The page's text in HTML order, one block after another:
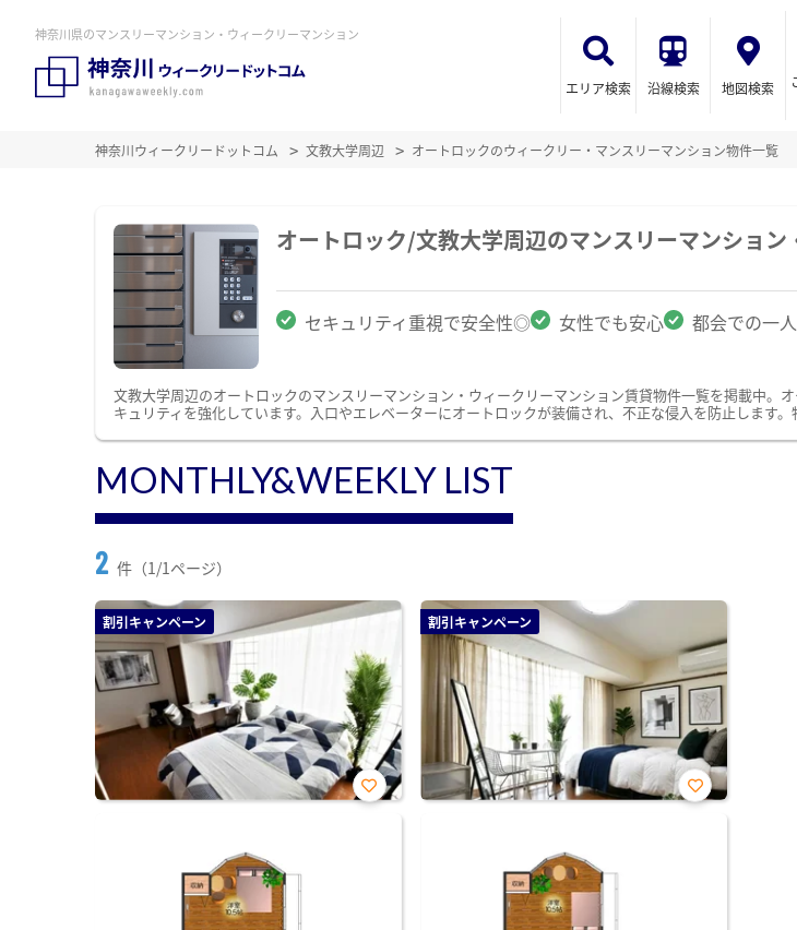
神奈川県のマンスリーマンション・ウィークリーマンション
エリア検索 沿線検索 地図検索
神奈川ウィークリードットコム 文教大学周辺 オートロックのウィークリー・マンスリーマンション物件一覧
オートロック/文教大学周辺のマンスリーマンショ
セキュリティ重視で安全性◎ 女性でも安心 都会での一
文教大学周辺のオートロックのマンスリーマンション・ウィークリーマンション賃貸物件一覧を掲載中
キュリティを強化しています。入口やエレベーターにオートロックが装備され、不正な侵入を防止します。
MONTHLY&WEEKLY LIST
2 件（1/1ページ）
割引キャンペーン
お気
割引キャンペーン
お気